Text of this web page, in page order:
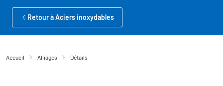
Retour à Aciers inoxydables
Accueil Alliages Détails